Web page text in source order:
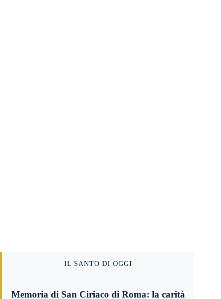
IL SANTO DI OGGI
Memoria di San Ciriaco di Roma: la carità